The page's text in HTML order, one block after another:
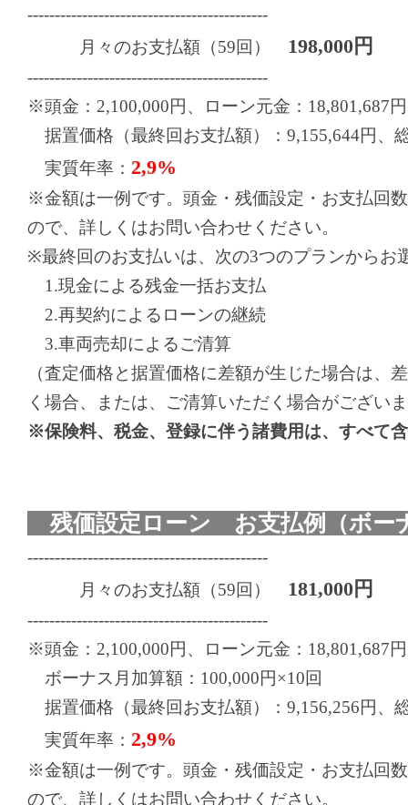
--------------------------------------------
月々のお支払額（59回） 198,000円
--------------------------------------------
※頭金：2,100,000円、ローン元金：18,801,687円
据置価格（最終回お支払額）：9,155,644円、
実質年率： 2,9%
※金額は一例です。頭金・残価設定・お支払回
ので、詳しくはお問い合わせください。
※最終回のお支払いは、次の3つのプランからお
1.現金による残金一括お支払
2.再契約によるローンの継続
3.車両売却によるご清算
（査定価格と据置価格に差額が生じた場合は、
く場合、または、ご清算いただく場合がござい
※保険料、税金、登録に伴う諸費用は、すべて
残価設定ローン お支払例（ボー
--------------------------------------------
月々のお支払額（59回） 181,000円
--------------------------------------------
※頭金：2,100,000円、ローン元金：18,801,687円
ボーナス月加算額：100,000円×10回
据置価格（最終回お支払額）：9,156,256円、
実質年率： 2,9%
※金額は一例です。頭金・残価設定・お支払回
ので、詳しくはお問い合わせください。